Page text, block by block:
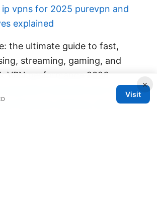
vpns for 2025 purevpn and
explained
the ultimate guide to fast,
streaming, gaming, and
VPN performance 2026
payment methods your ultimate
Payment Options, Security,
×
Visit